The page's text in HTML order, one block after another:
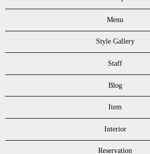
Menu
Style Gallery
Staff
Blog
Item
Interior
Reservation